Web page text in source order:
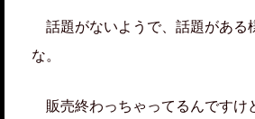
【三國… 筆者もLR許チ
話題がないようで、話題がある
な。
販売終わっちゃってるんですけ